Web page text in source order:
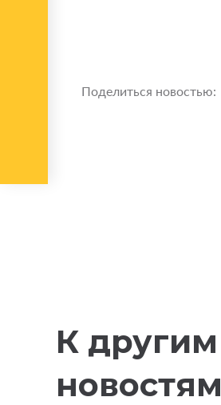
Поделиться новостью:
К другим
новостям